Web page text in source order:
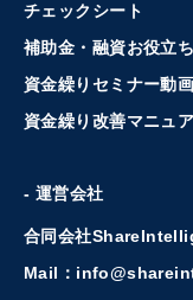
チェックシート
補助金・融資お役立
資金繰りセミナー動画
資金繰り改善マニュ
- 運営会社
合同会社
Mail：